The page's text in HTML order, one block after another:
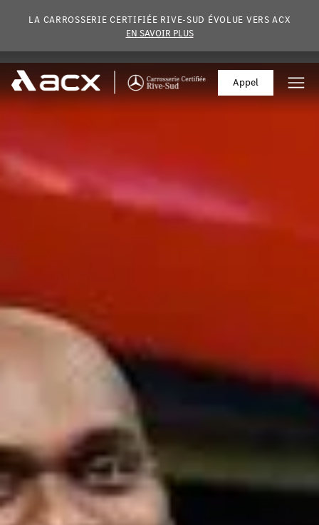
Skip to main content
LA CARROSSERIE CERTIFIÉE RIVE-SUD ÉVOLUE VERS ACX
EN SAVOIR PLUS
Appel